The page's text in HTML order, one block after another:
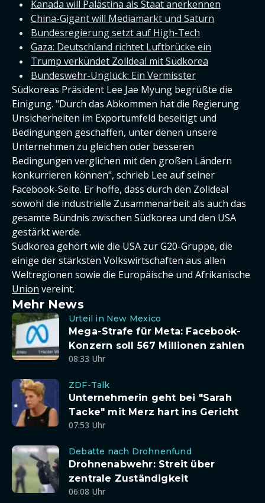
Kanada will Palästina als Staat anerkennen
China-Gigant will Mediamarkt und Saturn
Bundesregierung setzt auf High-Tech
Gaza: Deutschland richtet Luftbrücke ein
Trump verkündet Zolldeal mit Südkorea
Bundeswehr-Unglück: Ein Vermisster
Südkoreas Präsident Lee Jae Myung begrüßte die
Einigung. "Durch das Abkommen hat die Regierung
Unsicherheiten im Exportumfeld beseitigt und
Bedingungen geschaffen, unter denen unsere
Unternehmen zu gleichen oder besseren
Bedingungen verglichen mit den großen Ländern
konkurrieren können", schrieb Lee auf seiner
Facebook-Seite. Er hoffe, dass durch den Zolldeal
sowohl die industrielle Zusammenarbeit als auch das
gesamte Bündnis zwischen Südkorea und den USA
gestärkt werde.
Südkorea gehört wie die USA zur G20-Gruppe, die
einige der stärksten Volkswirtschaften aus allen
Weltregionen sowie die Europäische und Afrikanische
Union vereint.
Mehr News
Urteil in New Mexico
Mega-Strafe für Meta: Facebook-
Konzern soll 567 Millionen zahlen
08:33 Uhr
ZDF-Talk
Unternehmerin geht bei "Sarah
Tacke" mit Merz hart ins Gericht
07:53 Uhr
Debatte nach Drohnenfund
Drohnenabwehr: Streit über
zentrale Zuständigkeit
06:08 Uhr